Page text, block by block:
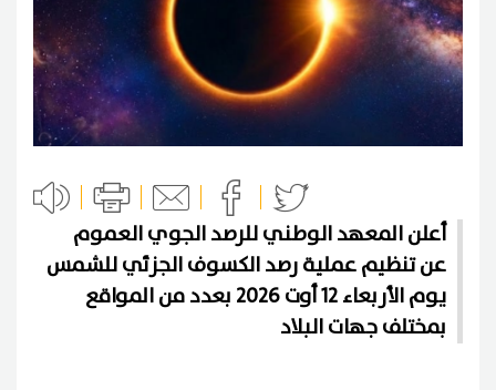
أعلن المعهد الوطني للرصد الجوي العموم
عن تنظيم عملية رصد الكسوف الجزئي للشمس
يوم الأربعاء 12 أوت 2026 بعدد من المواقع
بمختلف جهات البلاد